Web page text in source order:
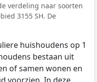
verdeling naar soorten
3155 SH. De
huishoudens op 1
bestaan uit
of samen wonen en